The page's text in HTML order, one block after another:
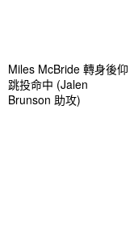
Miles McBride 轉身後仰
跳投命中 (Jalen
Brunson 助攻)